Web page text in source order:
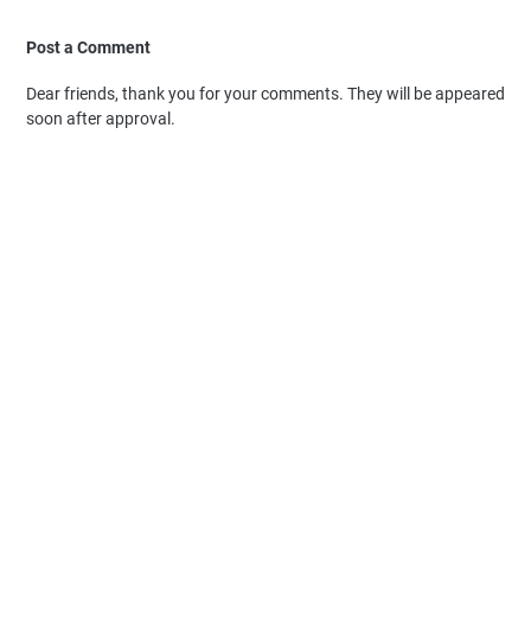
Post a Comment
Dear friends, thank you for your comments. They will be appeared
soon after approval.